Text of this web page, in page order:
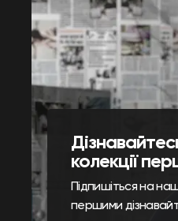
колекції
Підпишіться на
першими